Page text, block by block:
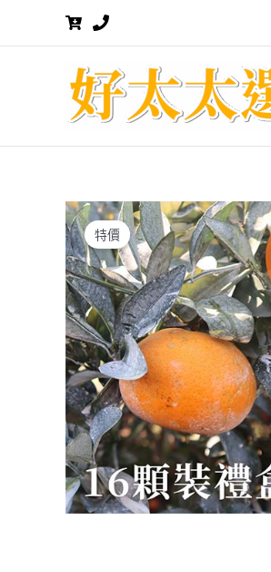
要
特價